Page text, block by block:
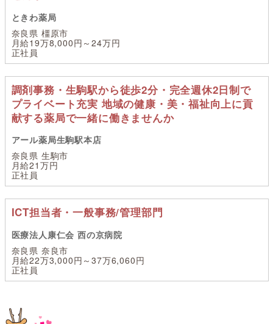
ときわ薬局
奈良県 橿原市
月給19万8,000円～24万円
正社員
調剤事務・生駒駅から徒歩2分・完全週休2日制で
プライベート充実 地域の健康・美・福祉向上に貢
献する薬局で一緒に働きませんか
アール薬局生駒駅本店
奈良県 生駒市
月給21万円
正社員
ICT担当者・一般事務/管理部門
医療法人康仁会 西の京病院
奈良県 奈良市
月給22万3,000円～37万6,060円
正社員